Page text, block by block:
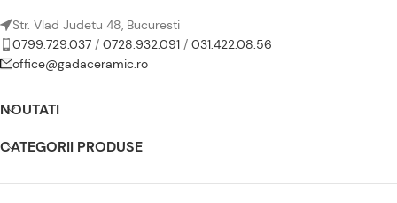
Str. Vlad Judetu 48, Bucuresti
0799.729.037 / 0728.932.091 / 031.422.08.56
office@gadaceramic.ro
NOUTATI
CATEGORII PRODUSE